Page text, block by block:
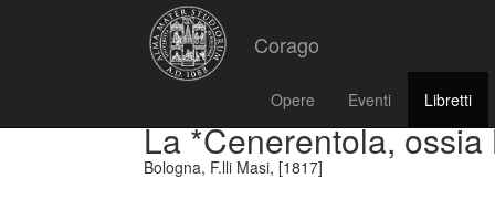
Corago
Opere Eventi Libretti
La *Cenerentola,
Bologna, F.lli Masi, [1817]